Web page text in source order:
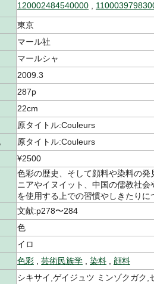
120002484540000
東京
マール社
マールシャ
2009.3
287p
22cm
原タイトル:Couleurs
原タイトル:Couleurs
¥2500
色彩の歴史、そして顔料や染料の
ニアやイヌイット、中国の儒教社
を使用する上での習慣やしきたりに
文献:p278〜284
色
イロ
色彩 芸術民族学 染料
顔料
シキサイ,ゲイジュツ ミンゾクガク,